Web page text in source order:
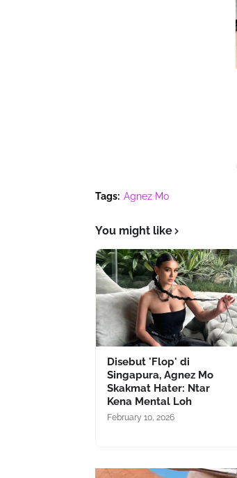
Tags: Agnez Mo
You might like
Disebut 'Flop' di
Singapura, Agnez Mo
Skakmat Hater: Ntar
Kena Mental Loh
February 10, 2026